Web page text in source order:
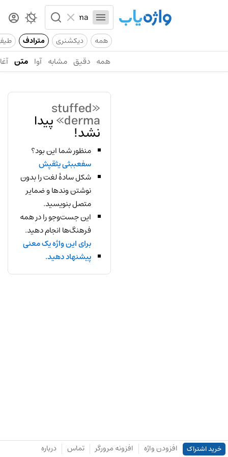
همه دیکشنری مترادف
همه دقیق مشابه آوا متن
«stuffed
derma» پیدا
نشد!
منظور شما این بود؟
سفعببثی یثقپش
شکل سادهٔ لغت را بدون
نوشتن وندها و ضمایر
متصل بنویسید.
این جست‌وجو را در همه
فرهنگ‌ها انجام دهید.
برای این واژه یک معنی
پیشنهاد دهید.
خرید اشتراک افزودن واژه افزونه مرورگر تماس درباره